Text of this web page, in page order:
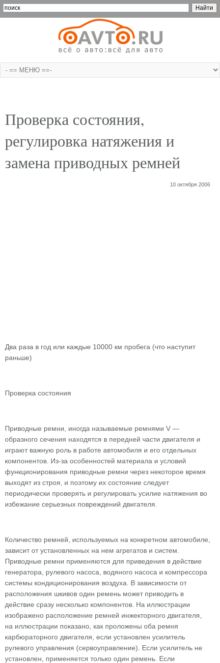
Проверка состояния,
регулировка натяжения и
замена приводных ремней
10 октября 2006
Два раза в год или каждые 10000 км пробега (что наступит
раньше)
Проверка состояния
Приводные ремни, иногда называемые ремнями V —
образного сечения находятся в передней части двигателя и
играют важную роль в работе автомобиля и его отдельных
компонентов. Из-за особенностей материала и условий
функционирования приводные ремни через некоторое время
выходят из строя, и поэтому их состояние следует
периодически проверять и регулировать усилие натяжения во
избежание серьезных повреждений двигателя.
Количество ремней, используемых на конкретном автомобиле,
зависит от установленных на нем агрегатов и систем.
Приводные ремни применяются для приведения в действие
генератора, рулевого насоса, водяного насоса и компрессора
системы кондиционирования воздуха. В зависимости от
расположения шкивов один ремень может приводить в
действие сразу несколько компонентов. На иллюстрации
изображено расположение ремней инжекторного двигателя,
на иллюстрации показано, как проложены оба ремня
карбюраторного двигателя, если установлен усилитель
рулевого управления (сервоуправление). Если усилитель не
установлен, применяется только один ремень. Если